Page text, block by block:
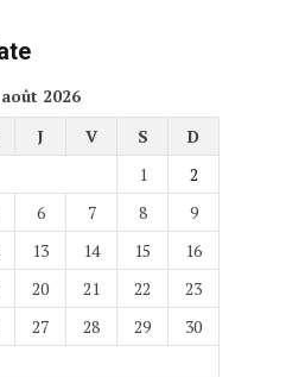
août 2026
J V S
D
1
2
6 7 8
9
13 14 15
16
20 21 22
23
27 28 29
30